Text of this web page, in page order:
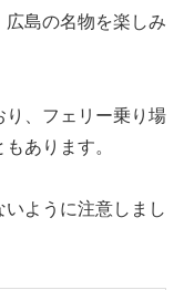
広島の名物を楽しみ
り、フェリー乗り場
あります。
ように注意しまし